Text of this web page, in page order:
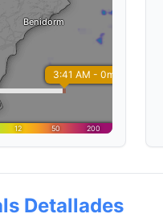
Detallades